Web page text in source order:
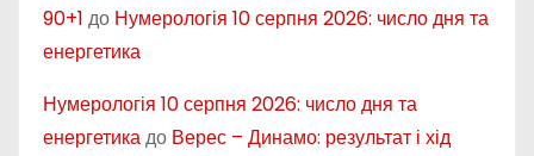
90+1 до Нумерологія 10 серпня 2026: число дня та
енергетика
Нумерологія 10 серпня 2026: число дня та
енергетикадо Верес – Динамо: результат і хід